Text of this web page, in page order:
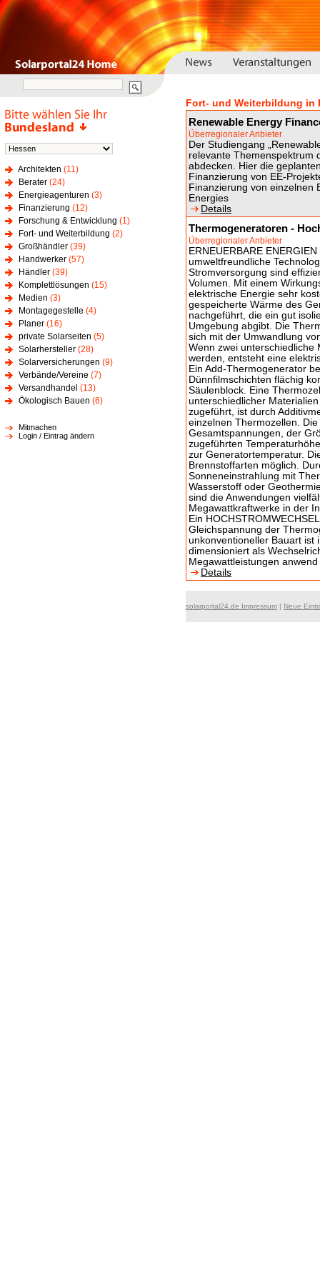
Architekten (11)
Berater (24)
Energieagenturen (3)
Finanzierung (12)
Forschung & Entwicklung (1)
Fort- und Weiterbildung (2)
Großhändler (39)
Handwerker (57)
Händler (39)
Komplettlösungen (15)
Medien (3)
Montagegestelle (4)
Planer (16)
private Solarseiten (5)
Solarhersteller (28)
Solarversicherungen (9)
Verbände/Vereine (7)
Versandhandel (13)
Ökologisch Bauen (6)
Mitmachen
Login / Eintrag ändern
Fort- und Weiterbildung in
Renewable Energy
Überregionaler Anbieter
Der Studiengang
relevante Themenspektrum
abdecken. Hier die
Finanzierung von EE-
Finanzierung von einzelnen
Energies
Details
Thermogeneratoren -
Überregionaler Anbieter
ERNEUERBARE
umweltfreundliche
Stromversorgung sind
Volumen. Mit einem
elektrische Energie sehr
gespeicherte Wärme des
nachgeführt, die ein gut
Umgebung abgibt. Die
sich mit der Umwandlung
Wenn zwei unterschiedliche
werden, entsteht eine
Ein Add-Thermogenerator
Dünnfilmschichten flächig
Säulenblock. Eine
unterschiedlicher
zugeführt, ist durch
einzelnen Thermozellen.
Gesamtspannungen, der
zugeführten
zur Generatortemperatur.
Brennstoffarten möglich.
Sonneneinstrahlung mit
Wasserstoff oder
sind die Anwendungen
Megawattkraftwerke in der
Ein
Gleichspannung der
unkonventioneller Bauart ist
dimensioniert als
Megawattleistungen anwend
Details
solarportal24.de Impressum | Neue